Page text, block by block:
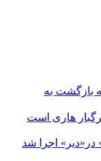
بازگشت به
هاری است
در«دیر» اجرا شد